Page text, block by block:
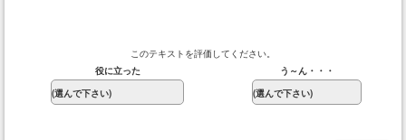
このテキストを評価してください。
役に立った
う～ん・・・